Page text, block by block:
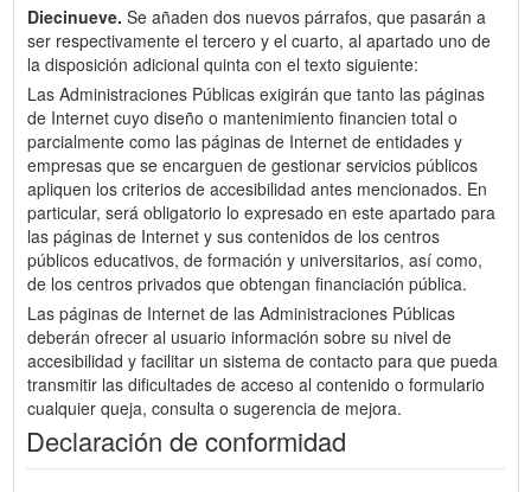
Diecinueve. Se añaden dos nuevos párrafos, que pasarán a
ser respectivamente el tercero y el cuarto, al apartado uno de
la disposición adicional quinta con el texto siguiente:
Las Administraciones Públicas exigirán que tanto las páginas
de Internet cuyo diseño o mantenimiento financien total o
parcialmente como las páginas de Internet de entidades y
empresas que se encarguen de gestionar servicios públicos
apliquen los criterios de accesibilidad antes mencionados. En
particular, será obligatorio lo expresado en este apartado para
las páginas de Internet y sus contenidos de los centros
públicos educativos, de formación y universitarios, así como,
de los centros privados que obtengan financiación pública.
Las páginas de Internet de las Administraciones Públicas
deberán ofrecer al usuario información sobre su nivel de
accesibilidad y facilitar un sistema de contacto para que pueda
transmitir las dificultades de acceso al contenido o formulario
cualquier queja, consulta o sugerencia de mejora.
Declaración de conformidad